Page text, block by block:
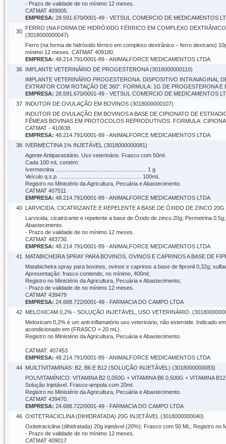
- Prazo de validade de no mínimo 12 meses.
CATMAT 409005.
EMPRESA: 28.591.670/0001-49 - VETSUL COMERCIO DE MEDICAMENTOS
30
FERRO (NA FORMA DE HIDRÓXIDO FÉRRICO EM COMPLEXO
(3018000000047)
Ferro (na forma de hidróxido férrico em complexo dextrânico – ferro dextrano)
mínimo 12 meses. CATMAT 409180.
EMPRESA: 48.214.791/0001-89 - ANIMALFORCE MEDICAMENTOS LTDA
36 IMPLANTE VETERINÁRIO DE PROGESTERONA (3018000000110)
IMPLANTE VETERINÁRIO PROGESTERONA. DISPOSITIVO INTRAVAGINAL
EXTRATOR COM ROTAÇÃO DE 360°. FORMULA: 1G DE PROGESTERONA
EMPRESA: 28.591.670/0001-49 - VETSUL COMERCIO DE MEDICAMENTOS
37 INDUTOR DE OVULAÇÃO EM BOVINOS (3018000000107)
INDUTOR DE OVULAÇÃO EM BOVINOS A BASE DE CIPIONATO DE
FÊMEAS BOVINAS EM PROTOCOLOS REPRODUTIVOS. FORMULA:
CATMAT - 410638.
EMPRESA: 48.214.791/0001-89 - ANIMALFORCE MEDICAMENTOS LTDA
38 IVERMECTINA 1% INJETÁVEL (3018000000081)
Agente Antiparasitário. Uso veterinário. Frasco com 50ml.
Cada 100 mL contém:
Ivermectina ............................................................ 1 g
Veículo q.s.p. ...................................................... 100mL
Registro no Ministério da Agricultura, Pecuária e Abastecimento.
CATMAT 407511
EMPRESA: 48.214.791/0001-89 - ANIMALFORCE MEDICAMENTOS LTDA
40 LARVICIDA, CICATRIZANTE E REPELENTE A BASE DE ÓXIDO DE ZINCO
Larvicida, cicatrizante e repelente a base de Óxido de zinco 20g; Permetrina
Abastecimento.
- Prazo de validade de no mínimo 12 meses.
CATMAT 483730.
EMPRESA: 48.214.791/0001-89 - ANIMALFORCE MEDICAMENTOS LTDA
41
MATABICHEIRA SPRAY PARA BOVINOS, OVINOS E CAPRINOS A BASE DE
Matabicheira spray para bovinos, ovinos e caprinos a base de fipronil 0,32g;
Apresentação: frasco contendo, no mínimo, 400ml;
Registro no Ministério da Agricultura, Pecuária e Abastecimento;
- Prazo de validade de no mínimo 12 meses.
CATMAT 439479
EMPRESA: 24.688.722/0001-49 - FARMACIA DO CAMPO LTDA
42 MELOXICAM 0,2% - SOLUÇÃO INJETÁVEL, USO VETERINÁRIO.
Meloxicam 0,2% é um anti-inflamatório uso veterinário, não esteroide. Indicado
acondicionado em (FRASCO = 20 mL).
Registro no Ministério da Agricultura, Pecuária e Abastecimento.
CATMAT: 407453
EMPRESA: 48.214.791/0001-89 - ANIMALFORCE MEDICAMENTOS LTDA
44 MUILTIVITAMINAS: B2, B6 E B12 (SOLUÇÃO INJETÁVEL) (3018000000083)
POLIVITAMÍNICO: VITAMINA B2 0,050G + VITAMINA B6 0,500G + VITAMINA
Solução Injetável. Frasco-ampola com 20ml.
Registro no Ministério da Agricultura, Pecuária e Abastecimento.
CATMAT 439470.
EMPRESA: 24.688.722/0001-49 - FARMACIA DO CAMPO LTDA
46 OXITETRACICLINA (DIHIDRATADA) 20G INJETÁVEL (3018000000040)
Oxitetraciclina (dihidratada) 20g injetável (20%); Frasco com 50 ML; Registro no
- Prazo de validade de no mínimo 12 meses.
CATMAT 409017